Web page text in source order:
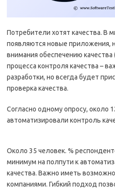
Потребители хотят качества. В
появляются новые приложения,
внимания обеспечению качества
процесса контроля качества –
разработки, но всегда будет
проверка качества.
Согласно одному опросу, около
автоматизировали контроль
Около 35 человек. %
минимум на полпути к
качества. Важно иметь
компаниями. Гибкий подход